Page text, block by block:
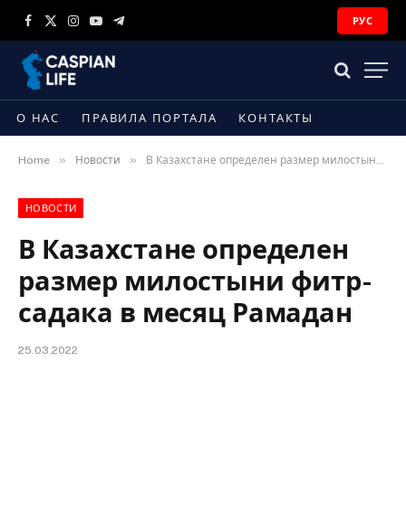
Facebook
X
Instagram
YouTubeTelegram
РУС
О НАС ПРАВИЛА ПОРТАЛА КОНТАКТЫ
Home » Новости » В Казахстане определен размер милостыни фитр-садака в месяц Рамадан
НОВОСТИ
В Казахстане определен
размер милостыни фитр-
садака в месяц Рамадан
25.03.2022